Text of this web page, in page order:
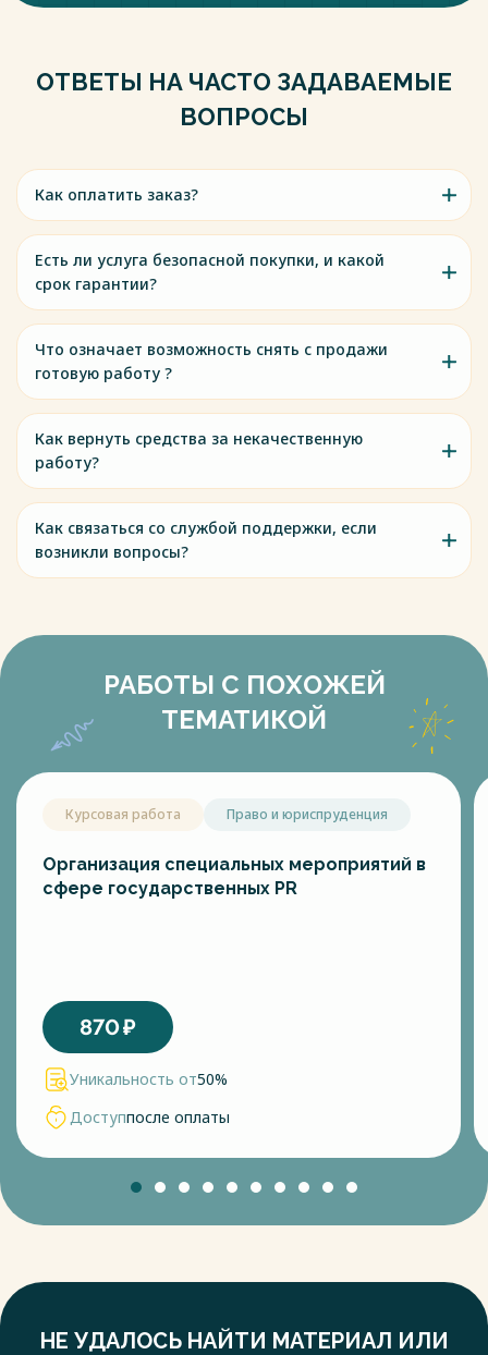
ОТВЕТЫ НА ЧАСТО ЗАДАВАЕМЫЕ
ВОПРОСЫ
Как оплатить заказ?
Есть ли услуга безопасной покупки, и какой
срок гарантии?
Что означает возможность снять с продажи
готовую работу ?
Как вернуть средства за некачественную
работу?
Как связаться со службой поддержки, если
возникли вопросы?
РАБОТЫ С ПОХОЖЕЙ
ТЕМАТИКОЙ
Курсовая работа Право и юриспруденция
Организация специальных мероприятий в
сфере государственных PR
870₽
Уникальность от50%
Доступпосле оплаты
НЕ УДАЛОСЬ НАЙТИ МАТЕРИАЛ ИЛИ